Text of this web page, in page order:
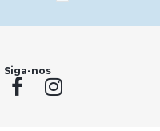
Siga-nos